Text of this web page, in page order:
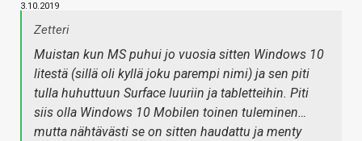
3.10.2019
Zetteri
Muistan kun MS puhui jo vuosia sitten Windows 10
litestä (sillä oli kyllä joku parempi nimi) ja sen piti
tulla huhuttuun Surface luuriin ja tabletteihin. Piti
siis olla Windows 10 Mobilen toinen tuleminen…
mutta nähtävästi se on sitten haudattu ja menty